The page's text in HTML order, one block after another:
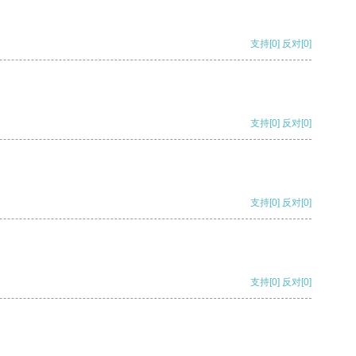
支持[0] 反对[0]
支持[0] 反对[0]
支持[0] 反对[0]
支持[0] 反对[0]